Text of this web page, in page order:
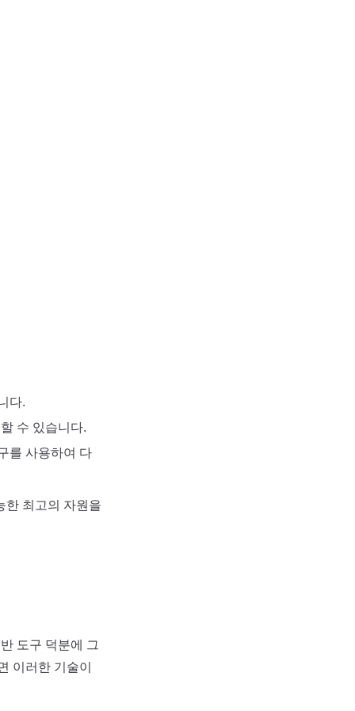
다.
수 있습니다.
를 사용하여 다
한 최고의 자원을
도구 덕분에 그
이러한 기술이